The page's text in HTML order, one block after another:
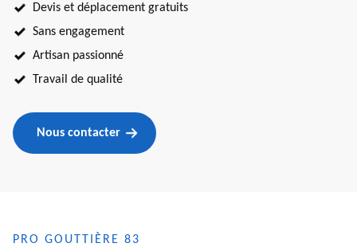
Devis et déplacement gratuits
Sans engagement
Artisan passionné
Travail de qualité
Nous contacter
PRO GOUTTIÈRE 83